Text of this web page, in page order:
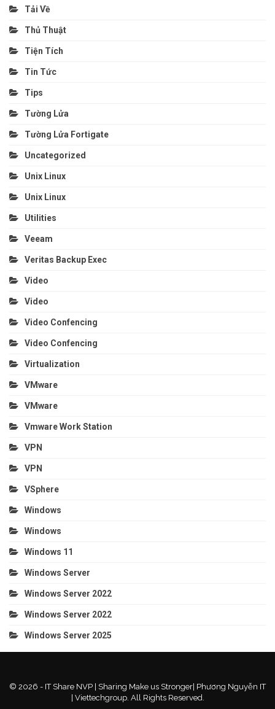
Tải Về
Thủ Thuật
Tiện Tích
Tin Tức
Tips
Tường Lửa
Tường Lửa Fortigate
Uncategorized
Unix Linux
Unix Linux
Utilities
Veeam
Veritas Backup Exec
Video
Video
Video Confencing
Video Confencing
Virtualization
VMware
VMware
Vmware Work Station
VPN
VPN
VSphere
Windows
Windows
Windows 11
Windows Server
Windows Server 2022
Windows Server 2022
Windows Server 2025
© 2026 - IT Share NVP | Sharing Make us Stronger| Phương Nguyễn IT
| Viettechgroup. All Rights Reserved.